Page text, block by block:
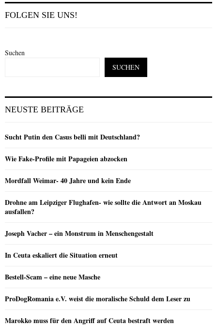
FOLGEN SIE UNS!
Suchen
SUCHEN
NEUSTE BEITRÄGE
Sucht Putin den Casus belli mit Deutschland?
Wie Fake-Profile mit Papageien abzocken
Mordfall Weimar- 40 Jahre und kein Ende
Drohne am Leipziger Flughafen- wie sollte die Antwort an Moskau
ausfallen?
Joseph Vacher – ein Monstrum in Menschengestalt
In Ceuta eskaliert die Situation erneut
Bestell-Scam – eine neue Masche
ProDogRomania e.V. weist die moralische Schuld dem Leser zu
Marokko muss für den Angriff auf Ceuta bestraft werden